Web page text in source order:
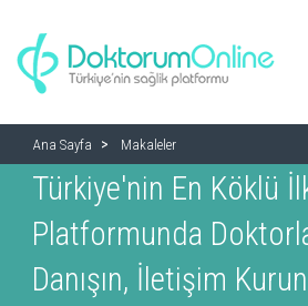
Ana Sayfa Makaleler
Türkiye'nin En Köklü
Platformunda
Danışın, İletişim Kurun